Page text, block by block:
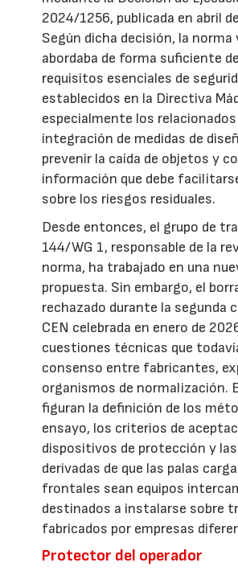
2024/1256, publicada en abril
Según dicha decisión, la
abordaba de forma suficiente
requisitos esenciales de
establecidos en la Directiva
especialmente los
integración de medidas de
prevenir la caída de objetos y
información que debe
sobre los riesgos residuales.
Desde entonces, el grupo de
144/WG 1, responsable de la
norma, ha trabajado en una
propuesta. Sin embargo, el
rechazado durante la segunda
CEN celebrada en enero de
cuestiones técnicas que
consenso entre fabricantes,
organismos de normalización.
figuran la definición de los
ensayo, los criterios de
dispositivos de protección y
derivadas de que las palas
frontales sean equipos
destinados a instalarse sobre
fabricados por empresas
Protector del operador